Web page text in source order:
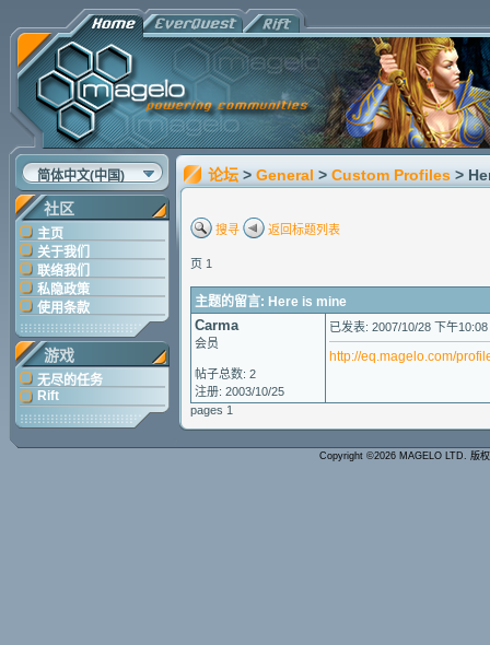
简体中文(中国)
社区
主页
关于我们
联络我们
私隐政策
使用条款
游戏
无尽的任务
Rift
论坛 > General > Custom Profiles >
搜寻 返回标题列表
页 1
主题的留言: Here is mine
Carma
会员
帖子总数: 2
注册: 2003/10/25
已发表: 2007/10/28 下午10:08
http://eq.magelo.com/
pages 1
Copyright ©2026 MAGELO LTD. 版